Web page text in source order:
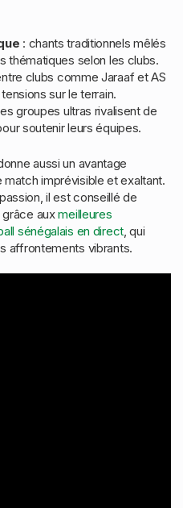
: chants traditionnels mêlés
thématiques selon les clubs.
clubs comme Jaraaf et AS
sur le terrain.
groupes ultras rivalisent de
soutenir leurs équipes.
aussi un avantage
imprévisible et exaltant.
il est conseillé de
grâce auxmeilleures
sénégalais en direct, qui
affrontements vibrants.